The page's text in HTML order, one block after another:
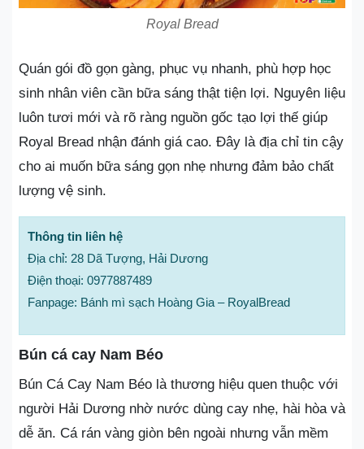
Royal Bread
Quán gói đồ gọn gàng, phục vụ nhanh, phù hợp học
sinh nhân viên cần bữa sáng thật tiện lợi. Nguyên liệu
luôn tươi mới và rõ ràng nguồn gốc tạo lợi thế giúp
Royal Bread nhận đánh giá cao. Đây là địa chỉ tin cậy
cho ai muốn bữa sáng gọn nhẹ nhưng đảm bảo chất
lượng vệ sinh.
Thông tin liên hệ
Địa chỉ: 28 Dã Tượng, Hải Dương
Điện thoại: 0977887489
Fanpage: Bánh mì sạch Hoàng Gia – RoyalBread
Bún cá cay Nam Béo
Bún Cá Cay Nam Béo là thương hiệu quen thuộc với
người Hải Dương nhờ nước dùng cay nhẹ, hài hòa và
dễ ăn. Cá rán vàng giòn bên ngoài nhưng vẫn mềm